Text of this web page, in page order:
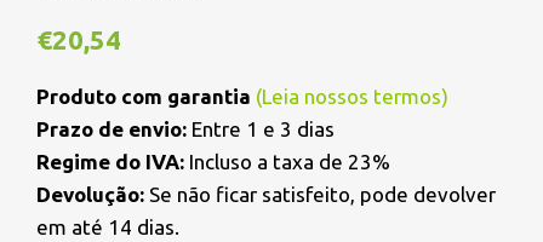
€20,54
Produto com garantia (Leia nossos termos)
Prazo de envio: Entre 1 e 3 dias
Regime do IVA: Incluso a taxa de 23%
Devolução: Se não ficar satisfeito, pode devolver
em até 14 dias.